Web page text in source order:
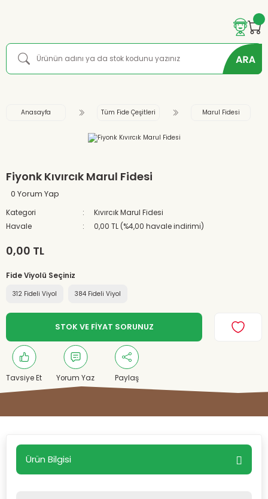
Anasayfa Tüm Fide Çeşitleri Marul Fidesi
Fiyonk Kıvırcık Marul Fidesi
0 Yorum Yap
Kategori
Kıvırcık Marul Fidesi
Havale
0,00 TL (%4,00 havale indirimi)
0,00 TL
Fide Viyolü Seçiniz
312 Fideli Viyol 384 Fideli Viyol
STOK VE FİYAT SORUNUZ
Tavsiye Et Yorum Yaz Paylaş
Ürün Bilgisi